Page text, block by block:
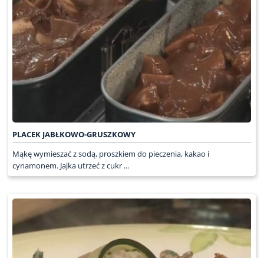
PLACEK JABŁKOWO-GRUSZKOWY
Mąkę wymieszać z sodą, proszkiem do pieczenia, kakao i
cynamonem. Jajka utrzeć z cukr ...